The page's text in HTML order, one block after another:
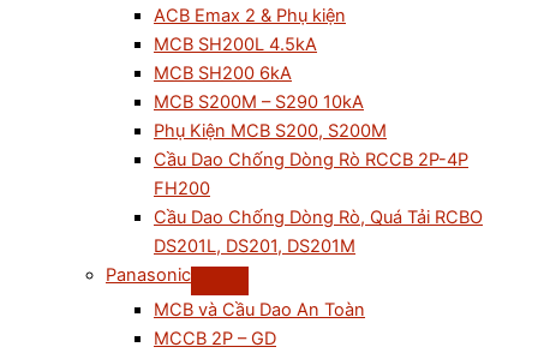
ACB Emax 2 & Phụ kiện
MCB SH200L 4.5kA
MCB SH200 6kA
MCB S200M – S290 10kA
Phụ Kiện MCB S200, S200M
Cầu Dao Chống Dòng Rò RCCB 2P-4P
FH200
Cầu Dao Chống Dòng Rò, Quá Tải RCBO
DS201L, DS201, DS201M
Panasonic
MCB và Cầu Dao An Toàn
MCCB 2P – GD